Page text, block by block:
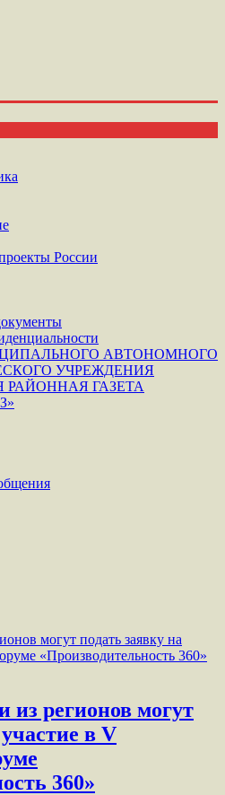
АЗ
АЗ
России
АВТОНОМНОГО
УЧРЕЖДЕНИЯ
ГАЗЕТА
из регионов могут
в V
360»